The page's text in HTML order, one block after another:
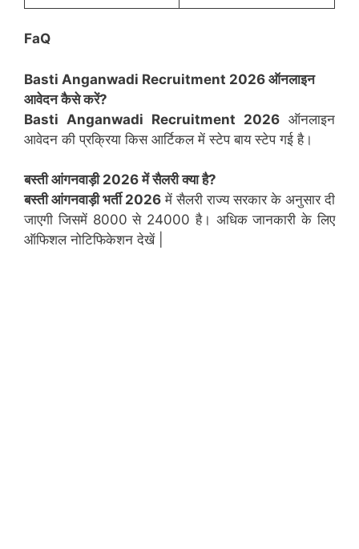
FaQ
Basti Anganwadi Recruitment 2026 ऑनलाइन
आवेदन कैसे करें?
Basti Anganwadi Recruitment 2026 ऑनलाइन
आवेदन की प्रक्रिया किस आर्टिकल में स्टेप बाय स्टेप गई है।
बस्तीआंगनवाड़ी 2026 में सैलरी क्या है?
बस्ती आंगनवाड़ी भर्ती 2026 में सैलरी राज्य सरकार के अनुसार दी
जाएगी जिसमें 8000 से 24000 है। अधिक जानकारी के लिए
ऑफिशल नोटिफिकेशन देखें |